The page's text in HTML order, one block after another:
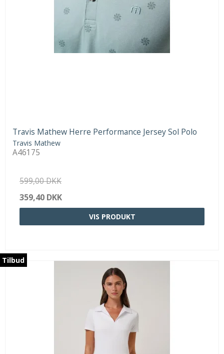
Travis Mathew Herre Performance Jersey Sol Polo
Travis Mathew
A46175
599,00 DKK
359,40 DKK
VIS PRODUKT
Tilbud